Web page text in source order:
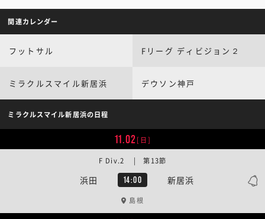
関連カレンダー
フットサル Fリーグ ディビジョン２
ミラクルスマイル新居浜 デウソン神戸
ミラクルスマイル新居浜の日程
11.02[日]
浜田 14:00 新居浜
F Div.2 | 第13節
島根